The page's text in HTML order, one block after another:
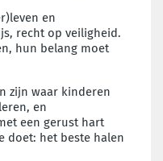
en
recht op veiligheid.
hun belang moet
zijn waar kinderen
en
een gerust hart
doet: het beste halen